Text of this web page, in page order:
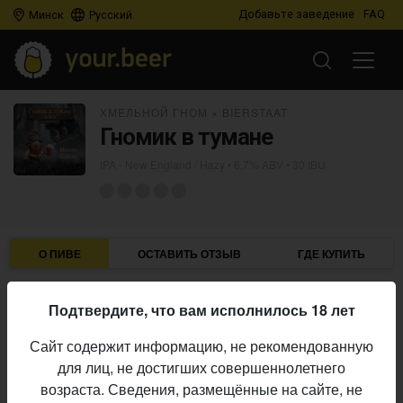
Минск Русский Добавьте заведение FAQ
Гномик в тумане
О ПИВЕ ОСТАВИТЬ ОТЗЫВ ГДЕ КУПИТЬ
Пивоварни:
Алкоголь:
6,7%
Горечь:
30 IBU
Начало
Подтвердите, что вам исполнилось 18 лет
Сайт содержит информацию, не рекомендованную
для лиц, не достигших совершеннолетнего
возраста. Сведения, размещённые на сайте, не